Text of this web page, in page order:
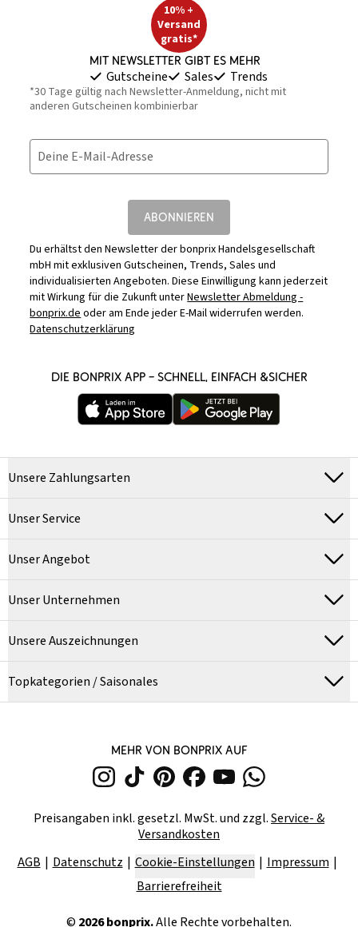
10% +
Versand
gratis*
Mit Newsletter gibt es mehr
Gutscheine Sales Trends
*30 Tage gültig nach Newsletter-Anmeldung, nicht mit
anderen Gutscheinen kombinierbar
Deine E-Mail-Adresse
ABONNIEREN
Du erhältst den Newsletter der bonprix Handelsgesellschaft
mbH mit exklusiven Gutscheinen, Trends, Sales und
individualisierten Angeboten. Diese Einwilligung kann jederzeit
mit Wirkung für die Zukunft unterNewsletter Abmeldung -
bonprix.deoder am Ende jeder E-Mail widerrufen werden.
Datenschutzerklärung
DIE BONPRIX APP – SCHNELL, EINFACH &SICHER
Unsere Zahlungsarten
Unser Service
Unser Angebot
Unser Unternehmen
Unsere Auszeichnungen
Topkategorien / Saisonales
MEHR VON BONPRIX AUF
Preisangaben inkl. gesetzl. MwSt. und zzgl.Service- &
Versandkosten
AGB
Datenschutz Cookie-Einstellungen
Impressum
Barrierefreiheit
© 2026bonprix.Alle Rechte vorbehalten.